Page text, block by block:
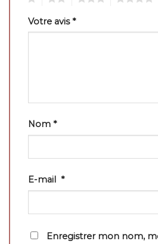
Votre avis*
Nom *
E-mail *
Enregistrer mon nom,